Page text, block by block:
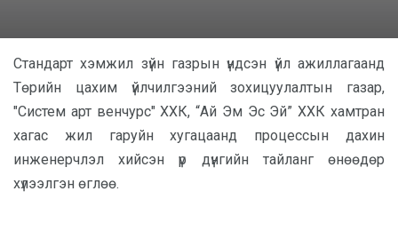
Стандарт хэмжил зүйн газрын үндсэн үйл ажиллагаанд
Төрийн цахим үйлчилгээний зохицуулалтын газар,
"Систем арт венчурс" ХХК, “Ай Эм Эс Эй” ХХК хамтран
хагас жил гаруйн хугацаанд процессын дахин
инженерчлэл хийсэн үр дүнгийн тайланг өнөөдөр
хүлээлгэн өглөө.